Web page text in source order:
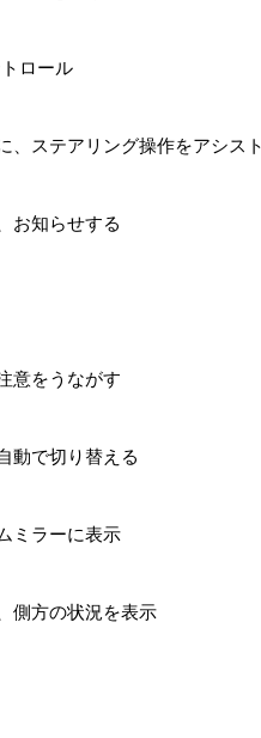
ロール
、ステアリング操作をアシス
お知らせする
意をうながす
動で切り替える
ミラーに表示
側方の状況を表示